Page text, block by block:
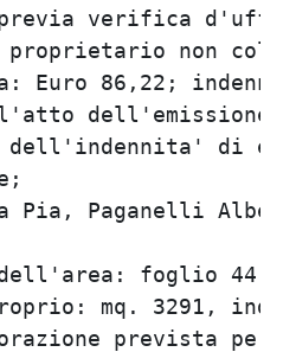
verifica
non
Euro 86,22;
dell'emissione
dell'indennita' di
Pia, Paganelli
foglio 44,
mq. 3291,
prevista